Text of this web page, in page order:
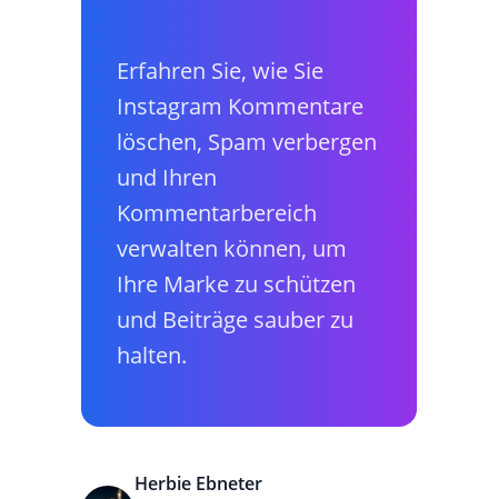
Erfahren Sie, wie Sie
Instagram Kommentare
löschen, Spam verbergen
und Ihren
Kommentarbereich
verwalten können, um
Ihre Marke zu schützen
und Beiträge sauber zu
halten.
Herbie Ebneter